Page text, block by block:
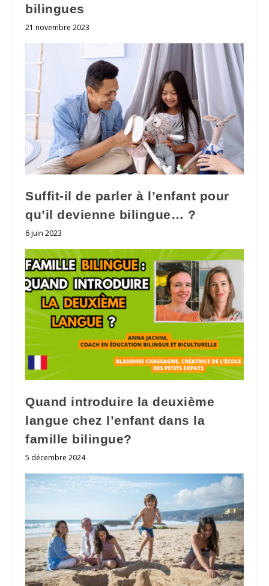
bilingues
21 novembre 2023
Suffit-il de parler à l’enfant pour
qu’il devienne bilingue… ?
6 juin 2023
Quand introduire la deuxième
langue chez l’enfant dans la
famille bilingue?
5 décembre 2024